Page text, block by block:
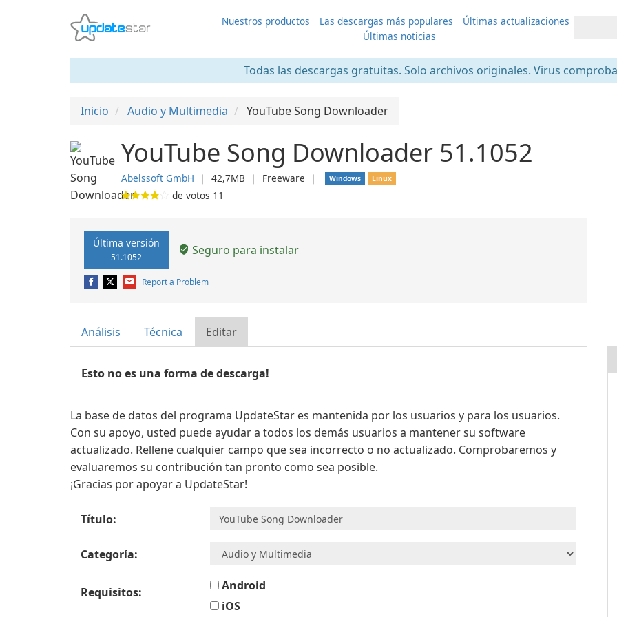
Nuestros productos Las descargas más populares
Últimas actualizaciones
Últimas noticias
Todas las descargas gratuitas. Solo archivos originales. Virus
Inicio Audio y Multimedia YouTube Song Downloader
YouTube Song Downloader 51.1052
Abelssoft GmbH ❘ 42,7MB ❘ Freeware ❘ Windows Linux
de votos 11
Última versión
51.1052 Seguro para instalar
Report a Problem
Análisis Técnica Editar
Esto no es una forma de descarga!
La base de datos del programa UpdateStar es mantenida por los usuarios y para los usuarios.
Con su apoyo, usted puede ayudar a todos los demás usuarios a mantener su software
actualizado. Rellene cualquier campo que sea incorrecto o no actualizado. Comprobaremos y
evaluaremos su contribución tan pronto como sea posible.
¡Gracias por apoyar a UpdateStar!
Título:
Categoría:
Requisitos:
Android
iOS